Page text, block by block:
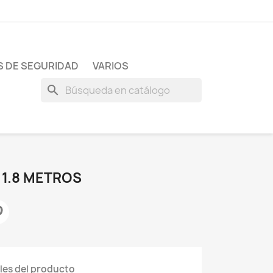
DE SEGURIDAD VARIOS
search
METROS
del producto